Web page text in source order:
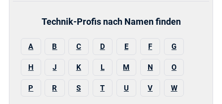
Technik-Profis nach Namen finden
A B C D E F G
H J K L M N O
P R S T U V W